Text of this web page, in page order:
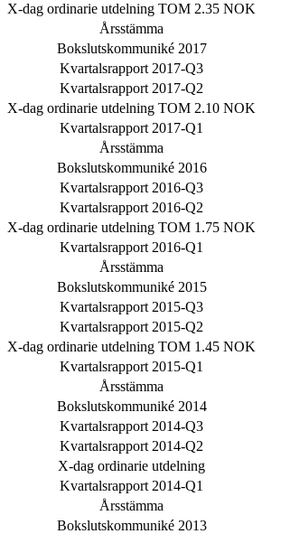
X-dag ordinarie utdelning TOM 2.35 NOK
Årsstämma
Bokslutskommuniké 2017
Kvartalsrapport 2017-Q3
Kvartalsrapport 2017-Q2
X-dag ordinarie utdelning TOM 2.10 NOK
Kvartalsrapport 2017-Q1
Årsstämma
Bokslutskommuniké 2016
Kvartalsrapport 2016-Q3
Kvartalsrapport 2016-Q2
X-dag ordinarie utdelning TOM 1.75 NOK
Kvartalsrapport 2016-Q1
Årsstämma
Bokslutskommuniké 2015
Kvartalsrapport 2015-Q3
Kvartalsrapport 2015-Q2
X-dag ordinarie utdelning TOM 1.45 NOK
Kvartalsrapport 2015-Q1
Årsstämma
Bokslutskommuniké 2014
Kvartalsrapport 2014-Q3
Kvartalsrapport 2014-Q2
X-dag ordinarie utdelning
Kvartalsrapport 2014-Q1
Årsstämma
Bokslutskommuniké 2013